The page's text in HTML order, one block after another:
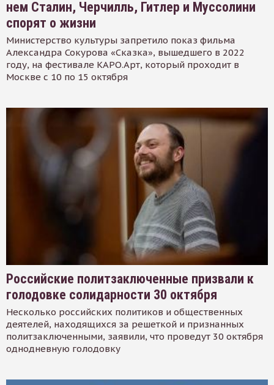
нем Сталин, Черчилль, Гитлер и Муссолини
спорят о жизни
Министерство культуры запретило показ фильма
Александра Сокурова «Сказка», вышедшего в 2022
году, на фестивале КАРО.Арт, который проходит в
Москве с 10 по 15 октября
Российские политзаключенные призвали к
голодовке солидарности 30 октября
Несколько российских политиков и общественных
деятелей, находящихся за решеткой и признанных
политзаключенными, заявили, что проведут 30 октября
однодневную голодовку